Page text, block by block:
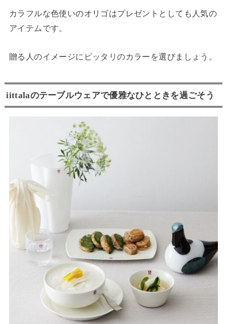
カラフルな色使いのオリゴはプレゼントとしても人気の
アイテムです。
贈る人のイメージにピッタリのカラーを選びましょう。
iittalaのテーブルウェアで優雅なひとときを過ごそう